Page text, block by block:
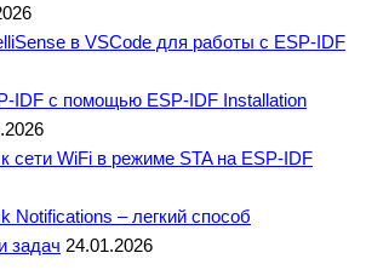
в VSCode для работы с ESP-IDF
IDF с помощью ESP-IDF Installation
сети WiFi в режиме STA на ESP-IDF
Notifications – легкий способ
задач 24.01.2026